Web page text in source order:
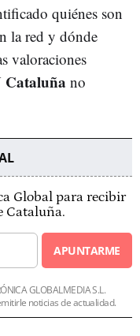
quiénes son
la red y dónde
valoraciones
Cataluña no
Global para recibir
Cataluña.
APUNTARME
GLOBALMEDIA S.L.
noticias de actualidad.